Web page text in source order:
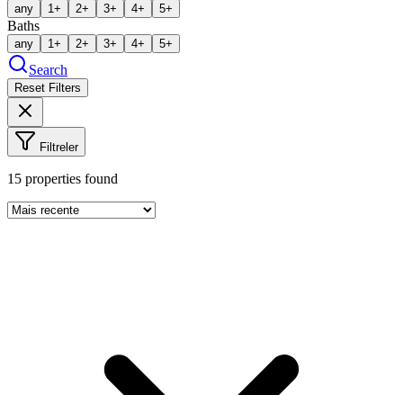
any 1+ 2+ 3+ 4+ 5+
Baths
any 1+ 2+ 3+ 4+ 5+
Search
Reset Filters
Filtreler
15 properties found